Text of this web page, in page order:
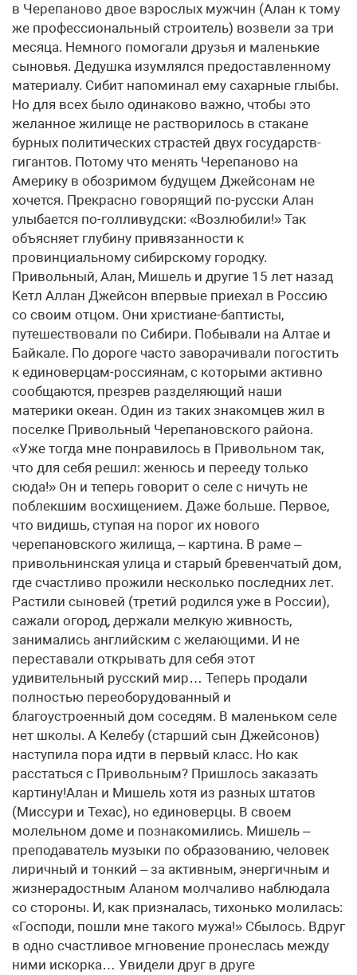
в Черепаново двое взрослых мужчин (Алан к тому
же профессиональный строитель) возвели за три
месяца. Немного помогали друзья и маленькие
сыновья. Дедушка изумлялся предоставленному
материалу. Сибит напоминал ему сахарные глыбы.
Но для всех было одинаково важно, чтобы это
желанное жилище не растворилось в стакане
бурных политических страстей двух государств-
гигантов. Потому что менять Черепаново на
Америку в обозримом будущем Джейсонам не
хочется. Прекрасно говорящий по-русски Алан
улыбается по-голливудски: «Возлюбили!» Так
объясняет глубину привязанности к
провинциальному сибирскому городку.
Привольный, Алан, Мишель и другие 15 лет назад
Кетл Аллан Джейсон впервые приехал в Россию
со своим отцом. Они христиане-баптисты,
путешествовали по Сибири. Побывали на Алтае и
Байкале. По дороге часто заворачивали погостить
к единоверцам-россиянам, с которыми активно
сообщаются, презрев разделяющий наши
материки океан. Один из таких знакомцев жил в
поселке Привольный Черепановского района.
«Уже тогда мне понравилось в Привольном так,
что для себя решил: женюсь и перееду только
сюда!» Он и теперь говорит о селе с ничуть не
поблекшим восхищением. Даже больше. Первое,
что видишь, ступая на порог их нового
черепановского жилища, – картина. В раме –
привольнинская улица и старый бревенчатый дом,
где счастливо прожили несколько последних лет.
Растили сыновей (третий родился уже в России),
сажали огород, держали мелкую живность,
занимались английским с желающими. И не
переставали открывать для себя этот
удивительный русский мир… Теперь продали
полностью переоборудованный и
благоустроенный дом соседям. В маленьком селе
нет школы. А Келебу (старший сын Джейсонов)
наступила пора идти в первый класс. Но как
расстаться с Привольным? Пришлось заказать
картину!Алан и Мишель хотя из разных штатов
(Миссури и Техас), но единоверцы. В своем
молельном доме и познакомились. Мишель –
преподаватель музыки по образованию, человек
лиричный и тонкий – за активным, энергичным и
жизнерадостным Аланом молчаливо наблюдала
со стороны. И, как призналась, тихонько молилась:
«Господи, пошли мне такого мужа!» Сбылось. Вдруг
в одно счастливое мгновение пронеслась между
ними искорка… Увидели друг в друге